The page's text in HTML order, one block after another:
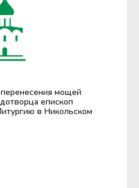
мощей
епископ
в Никольском